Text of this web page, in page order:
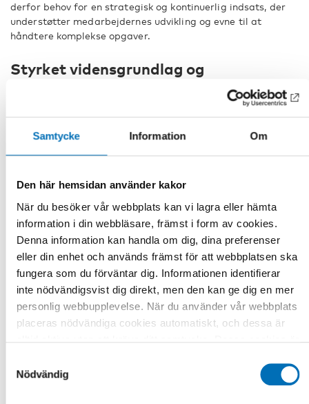
Samtycke Information Om
Den här hemsidan använder kakor
När du besöker vår webbplats kan vi lagra eller hämta
information i din webbläsare, främst i form av cookies.
Denna information kan handla om dig, dina preferenser
eller din enhet och används främst för att webbplatsen ska
fungera som du förväntar dig. Informationen identifierar
inte nödvändigsvist dig direkt, men den kan ge dig en mer
personlig webbupplevelse. När du använder vår webbplats
placeras nödvändiga cookies automatiskt, och dessa är
dess funktioner. Vi respekterar din integritet, och du kan
Nödvändig
derfor behov for en strategisk og kontinuerlig indsats, der
understøtter medarbejdernes udvikling og evne til at
håndtere komplekse opgaver.
Styrket vidensgrundlag og
På opdrag fra Nordisk Ministerråd gennemfører Nordens
bæredygtig og effektiv ældrepleje i Norden.
Norden om kompetenceudvikling i ældreplejen og bidrage til
politikker på området.
Projektet gennemføres i samarbejde med
professor Tine Rostgaard, Institut
for Samfundsvidenskab og Erhverv, Roskilde Universitet.
En styrekomite og rådgivende gruppe med repræsentanter
for ministerier, myndigheder, kommunale
organisationer m.v. fra de nordiske lande er også tilknyttet
projektet.
kortlægning af forskning om kompetenceudvikling,